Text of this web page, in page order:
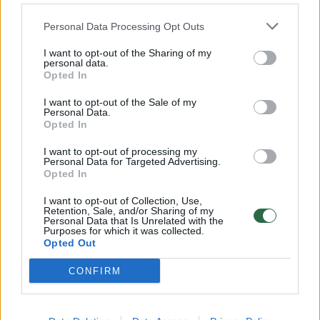
Personal Data Processing Opt Outs
I want to opt-out of the Sharing of my
personal data.
Opted In
I want to opt-out of the Sale of my
Personal Data.
Opted In
I want to opt-out of processing my
Personal Data for Targeted Advertising.
Opted In
I want to opt-out of Collection, Use,
Retention, Sale, and/or Sharing of my
Personal Data that Is Unrelated with the
Purposes for which it was collected.
Opted Out
CONFIRM
32 laipsnių šilumos
Žinios | Orai
Nufilmavo, kaip patvino Vilniaus Vakarinis aplinkkelis:
Žinios | Lietuvos diena
00:00:55
Avarija Vilniuje: į stotelę įsirėžęs automobilis sužalojo
dvi moteris
Žinios | Lietuvos diena